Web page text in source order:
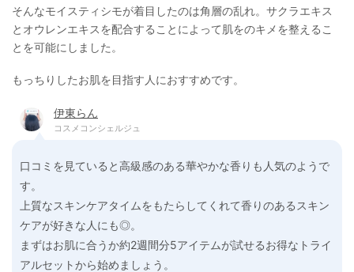
そんなモイスティシモが着目したのは角層の乱れ。サクラエキス
とオウレンエキスを配合することによって肌をのキメを整えるこ
とを可能にしました。
もっちりしたお肌を目指す人におすすめです。
伊東らん
コスメコンシェルジュ
口コミを見ていると高級感のある華やかな香りも人気のようで
す。
上質なスキンケアタイムをもたらしてくれて香りのあるスキン
ケアが好きな人にも◎。
まずはお肌に合うか約2週間分5アイテムが試せるお得なトライ
アルセットから始めましょう。